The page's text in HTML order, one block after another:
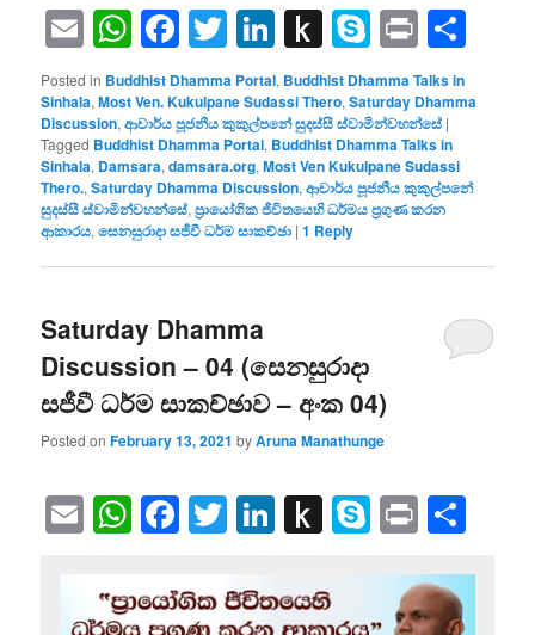
EmailWhatsApp
Facebook
Twitter
LinkedIn
Push
to
Kindle
Skype
Print
Posted in Buddhist Dhamma Portal, Buddhist Dhamma Talks in
Sinhala,Most Ven. Kukulpane Sudassi Thero,Saturday Dhamma
Discussion,ආචාර්ය පූජනීය කුකුල්පනේ සුදස්සී ස්වාමින්වහන්සේ |
Tagged Buddhist Dhamma Portal, Buddhist Dhamma Talks in
Sinhala, Damsara,damsara.org,Most Ven Kukulpane Sudassi
Thero.,Saturday Dhamma Discussion,ආචාර්ය පූජනීය කුකුල්පනේ
සුදස්සී ස්වාමින්වහන්සේ,ප්‍රායෝගික ජීවිතයෙහි ධර්මය ප්‍රගුණ කරන
ආකාරය,සෙනසුරාදා සජීවී ධර්ම සාකච්ඡා |1 Reply
Saturday Dhamma
Discussion – 04 (සෙනසුරාදා
සජීවී ධර්ම සාකච්ඡාව – අංක 04)
Posted onFebruary 13, 2021 byAruna Manathunge
EmailWhatsApp
Facebook
Twitter
LinkedIn
Push
Kindle
Skype
Print